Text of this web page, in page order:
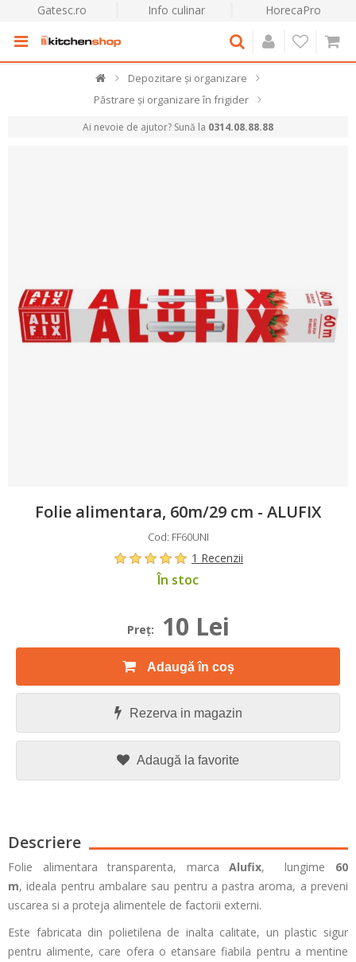
Gatesc.ro Info culinar HorecaPro
Depozitare și organizare
Păstrare și organizare în frigider
Ai nevoie de ajutor? Sună la 0314.08.88.88
Folie alimentara, 60m/29 cm - ALUFIX
Cod: FF60UNI
1 Recenzii
În stoc
Preţ: 10 Lei
Adaugă în coș
Rezerva in magazin
Adaugă la favorite
Descriere
Folie alimentara transparenta, marcaAlufix, lungime 60
m, ideala pentru ambalare sau pentru a pastra aroma, a preveni
uscarea si a proteja alimentele de factorii externi.
Este fabricata din polietilena de inalta calitate, un plastic sigur
pentru alimente, care ofera o etansare fiabila pentru a mentine